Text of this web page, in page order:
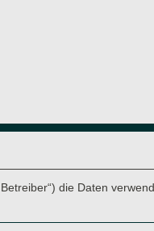
die Daten